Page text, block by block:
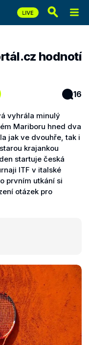
hodnotí
16
vyhrála minulý
Mariboru hned dva
jak ve dvouhře, tak i
krajankou
startuje česká
ITF v italské
prvním utkání si
otázek pro